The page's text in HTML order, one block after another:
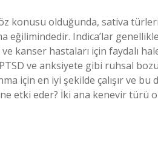
konusu olduğunda, sativa
Indica’lar
kanser hastaları için faydalı
ve anksiyete gibi ruhsal
için en iyi şekilde çalışır ve
etki eder? İki ana kenevir türü